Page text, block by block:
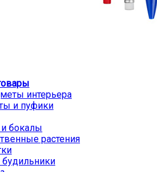
интерьера
и пуфики
бокалы
растения